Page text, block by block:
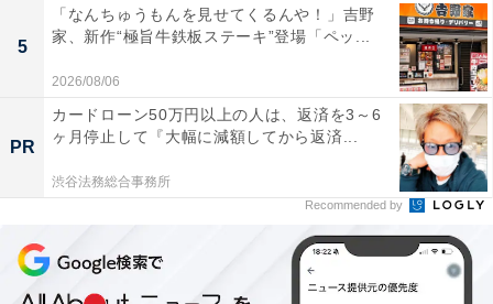
抹茶ムースとホワイトチョコパウダーがふんわり
5
「なんちゅうもんを見せてくるんや！」吉野
家、新作“極旨牛鉄板ステーキ”登場「ペッ...
2026/08/06
PR
カードローン50万円以上の人は、返済を3～6
ヶ月停止して『大幅に減額してから返済...
渋谷法務総合事務所
Recommended by